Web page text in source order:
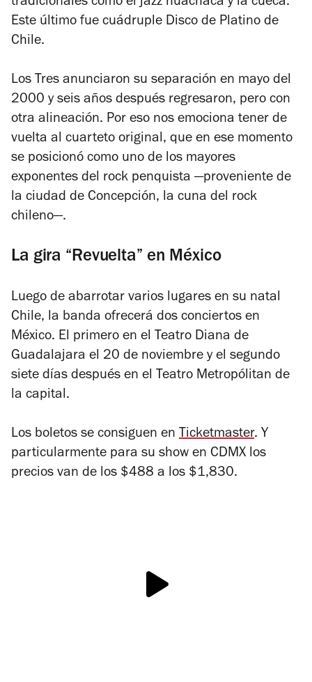
tradicionales como el jazz huachaca y la cueca.
Este último fue cuádruple Disco de Platino de
Chile.
Los Tres anunciaron su separación en mayo del
2000 y seis años después regresaron, pero con
otra alineación. Por eso nos emociona tener de
vuelta al cuarteto original, que en ese momento
se posicionó como uno de los mayores
exponentes del rock penquista —proveniente de
la ciudad de Concepción, la cuna del rock
chileno—.
La gira “Revuelta” en México
Luego de abarrotar varios lugares en su natal
Chile, la banda ofrecerá dos conciertos en
México. El primero en el Teatro Diana de
Guadalajara el 20 de noviembre y el segundo
siete días después en el Teatro Metropólitan de
la capital.
Los boletos se consiguen en Ticketmaster. Y
particularmente para su show en CDMX los
precios van de los $488 a los $1,830.